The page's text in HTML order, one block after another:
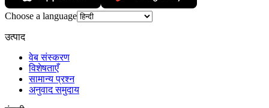
Choose a language
उत्पाद
वेब संस्करण
विशेषताएँ
सामान्य प्रश्न
अनुवाद समुदाय